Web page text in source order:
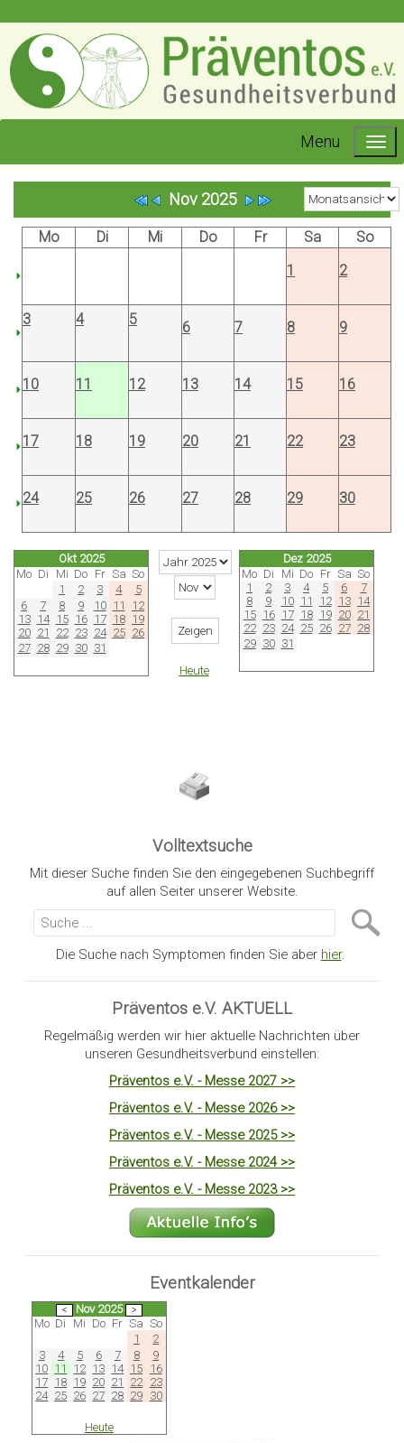
Menu
Nov 2025
Mo Di Mi Do Fr Sa
So
1
2
3 4 5 6 7 8 9
10 11 12 13 14 15 16
17 18 19 20 21 22 23
24 25 26 27 28 29 30
Okt 2025
Mo Di Mi Do Fr Sa So
1
2 3 4
5
6
7 8 9 10 11
12
13 14 15 16 17 18 19
20 21 22 23 24 25 26
27 28 29 30 31
Heute
Dez 2025
Mo Di Mi Do Fr Sa So
1
2 3 4 5 6
7
8
9 10 11 12 13 14
15 16 17 18 19 20 21
22 23 24 25 26 27 28
29 30 31
Volltextsuche
Mit dieser Suche finden Sie den eingegebenen Suchbegriff
auf allen Seiter unserer Website.
Die Suche nach Symptomen finden Sie aber hier.
Präventos e.V. AKTUELL
Regelmäßig werden wir hier aktuelle Nachrichten über
unseren Gesundheitsverbund einstellen:
Präventos e.V. - Messe 2027 >>
Präventos e.V. - Messe 2026 >>
Präventos e.V. - Messe 2025 >>
Präventos e.V. - Messe 2024 >>
Präventos e.V. - Messe 2023 >>
Eventkalender
Nov 2025
Mo Di Mi Do Fr Sa So
1
2
3
4 5 6 7 8
9
10 11 12 13 14 15 16
17 18 19 20 21 22 23
24 25 26 27 28 29 30
Heute